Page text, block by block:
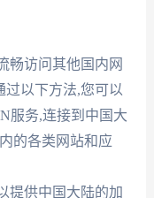
畅访问其他国内网
过以下方法,您可以
服务,连接到中国大
的各类网站和应
提供中国大陆的加